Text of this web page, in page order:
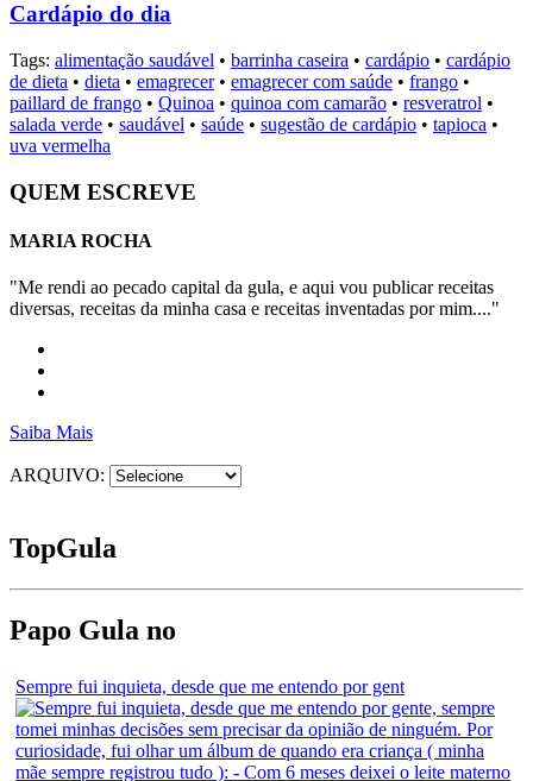
Cardápio do dia
Tags: alimentação saudável • barrinha caseira • cardápio • cardápio
de dieta • dieta • emagrecer• emagrecer com saúde • frango •
paillard de frango • Quinoa • quinoa com camarão • resveratrol •
salada verde • saudável • saúde • sugestão de cardápio • tapioca •
uva vermelha
QUEM ESCREVE
MARIA ROCHA
"Me rendi ao pecado capital da gula, e aqui vou publicar receitas
diversas, receitas da minha casa e receitas inventadas por mim...."
Saiba Mais
ARQUIVO:
TopGula
Papo Gula no
Sempre fui inquieta, desde que me entendo por gent